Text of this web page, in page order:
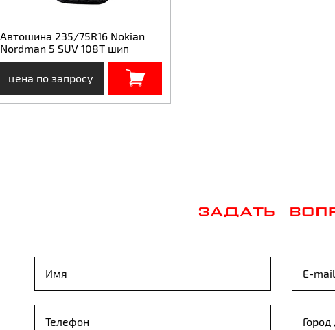
Автошина 235/75R16 Nokian
Nordman 5 SUV 108T шип
цена по запросу
ЗАДАТЬ